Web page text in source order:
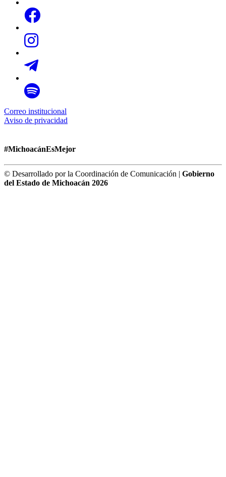
Correo institucional
Aviso de privacidad
#MichoacánEsMejor
© Desarrollado por la Coordinación de Comunicación | Gobierno
del Estado de Michoacán 2026